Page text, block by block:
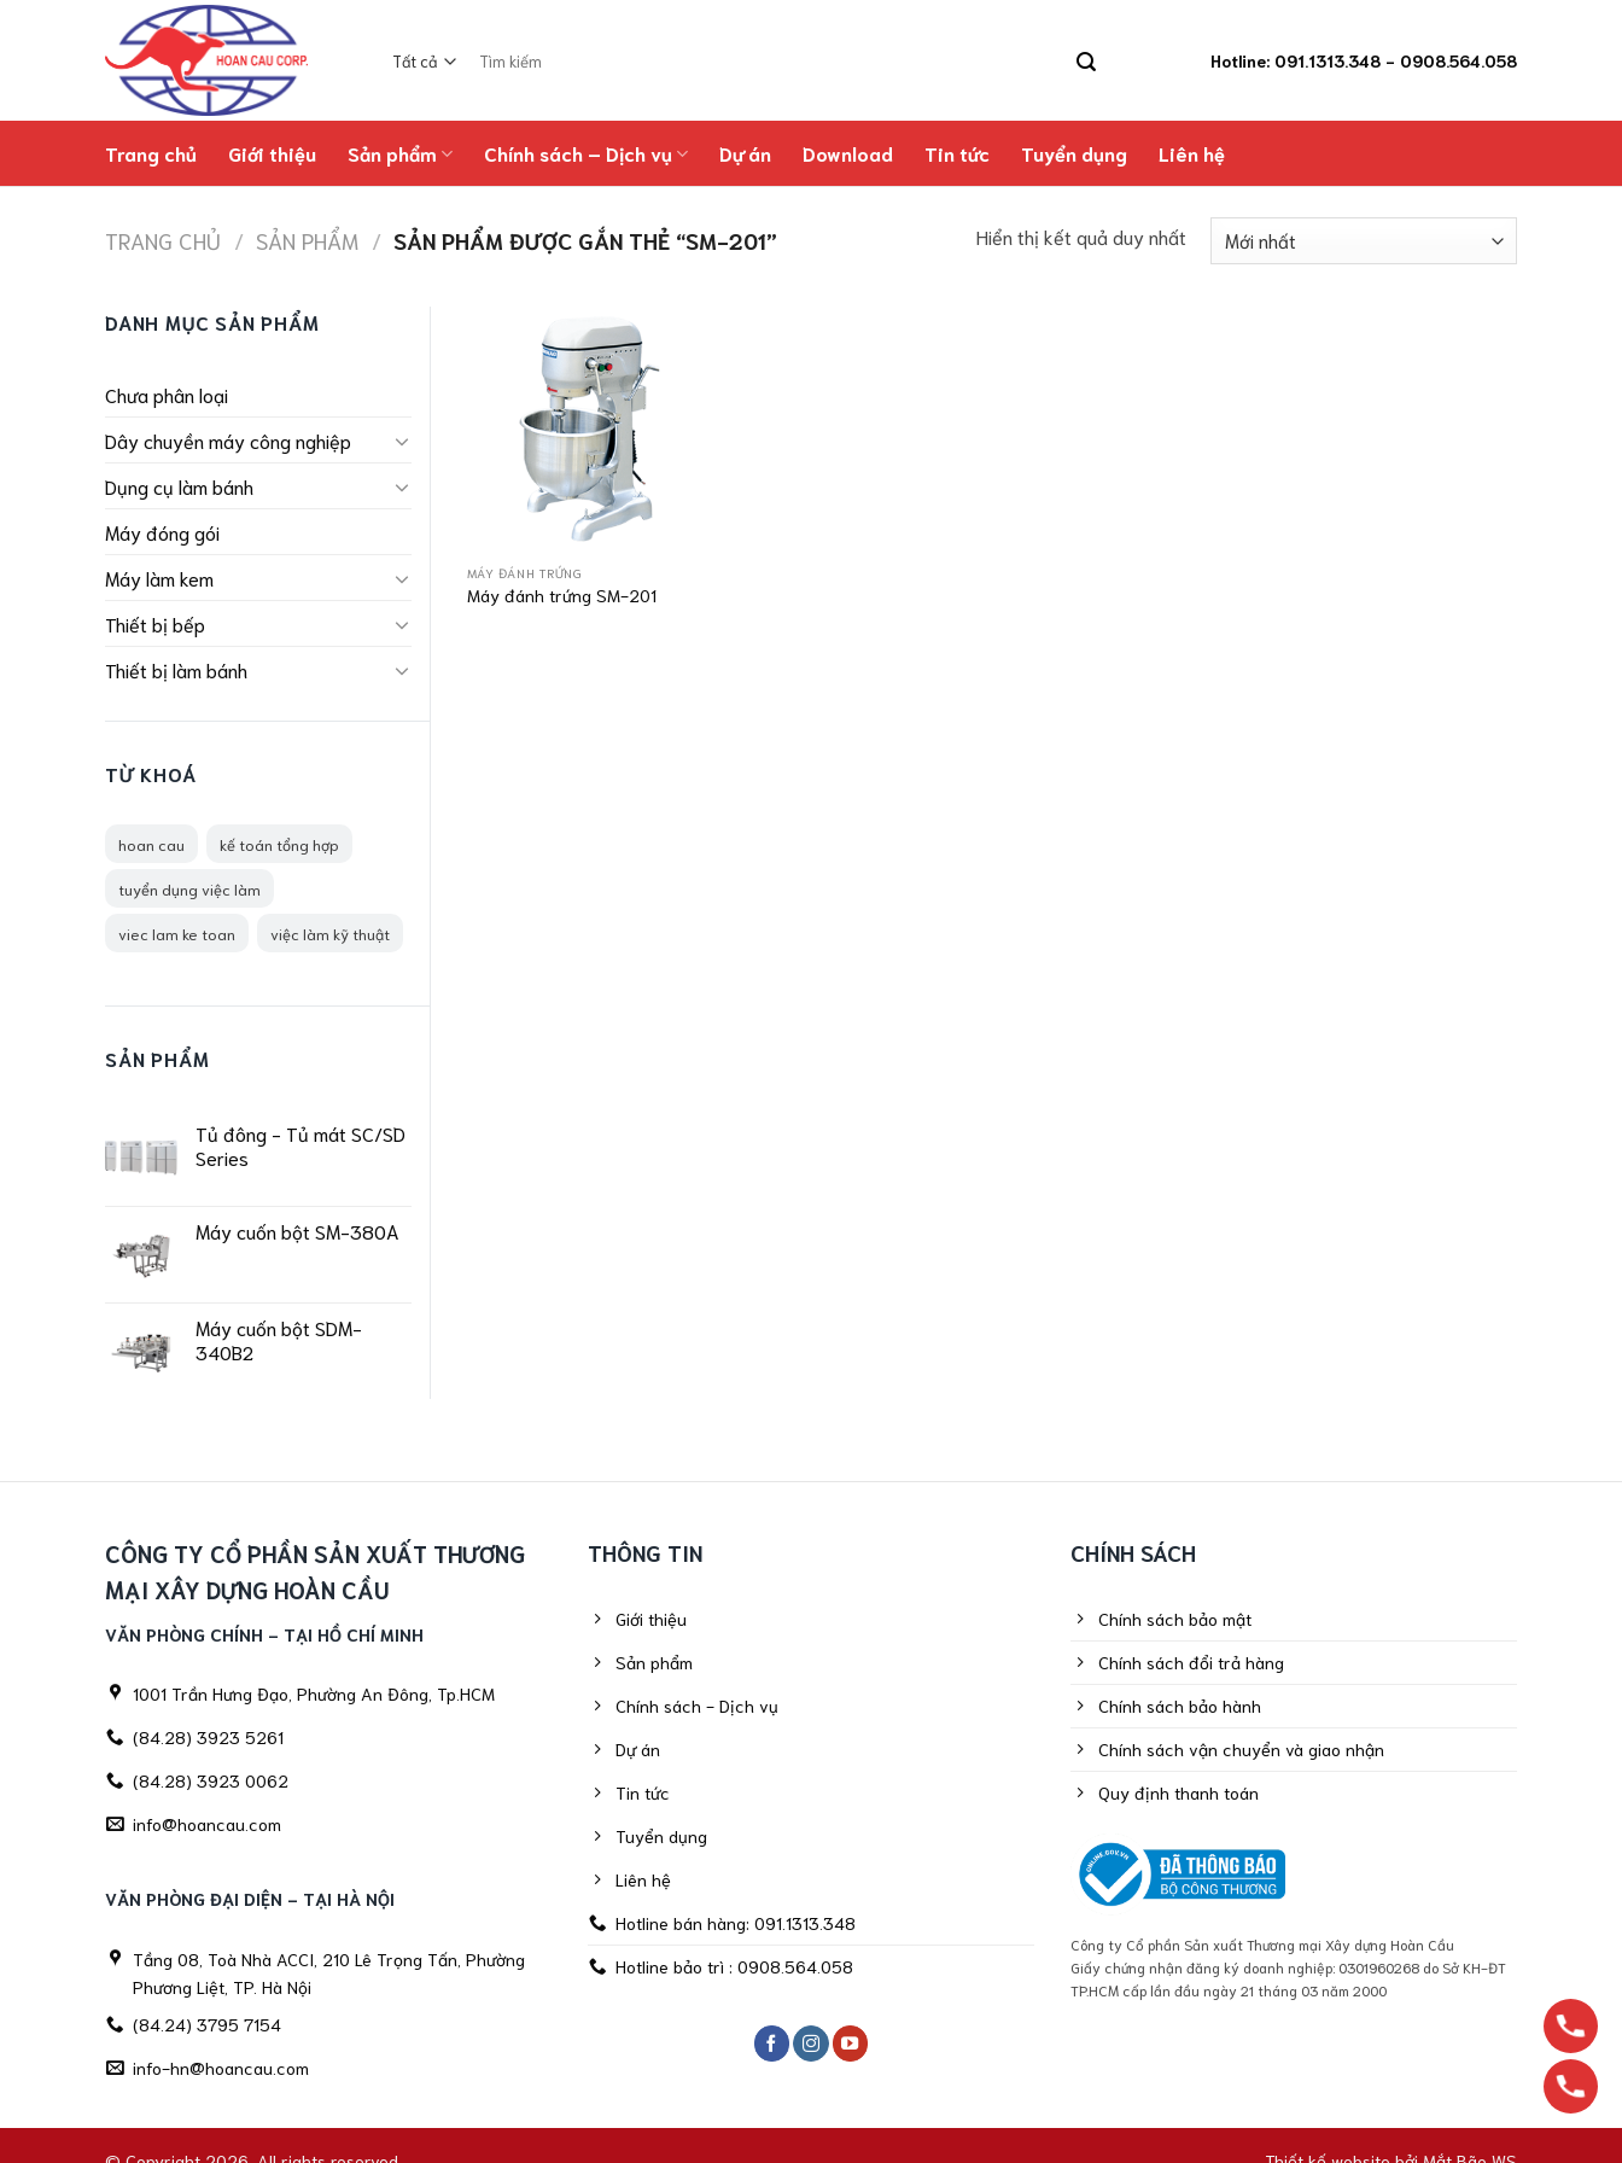
kiếm:
Hotline: 091.1313.348 - 0908.564.058
Trang chủ Giới thiệu Sản phẩm Chính sách – Dịch vụ Dự án Download Tin tức Tuyển dụng Liên hệ
TRANG CHỦ / SẢN PHẨM / SẢN PHẨM ĐƯỢC GẮN THẺ “SM-201” Hiển thị kết quả duy nhất
DANH MỤC SẢN PHẨM
Chưa phân loại
Dây chuyền máy công nghiệp
Dụng cụ làm bánh
Máy đóng gói
Máy làm kem
Thiết bị bếp
Thiết bị làm bánh
TỪ KHOÁ
hoan cau kế toán tổng hợp
tuyển dụng việc làm
viec lam ke toan việc làm kỹ thuật
SẢN PHẨM
Tủ đông - Tủ mát SC/SD
Series
Máy cuốn bột SM-380A
Máy cuốn bột SDM-
340B2
MÁY ĐÁNH TRỨNG
Máy đánh trứng SM-201
CÔNG TY CỔ PHẦN SẢN XUẤT THƯƠNG
MẠI XÂY DỰNG HOÀN CẦU
VĂN PHÒNG CHÍNH - TẠI HỒ CHÍ MINH
1001 Trần Hưng Đạo, Phường An Đông, Tp.HCM
(84.28) 3923 5261
(84.28) 3923 0062
info@hoancau.com
VĂN PHÒNG ĐẠI DIỆN - TẠI HÀ NỘI
Tầng 08, Toà Nhà ACCI, 210 Lê Trọng Tấn, Phường
Phương Liệt, TP. Hà Nội
(84.24) 3795 7154
info-hn@hoancau.com
THÔNG TIN
Giới thiệu
Sản phẩm
Chính sách - Dịch vụ
Dự án
Tin tức
Tuyển dụng
Liên hệ
Hotline bán hàng: 091.1313.348
Hotline bảo trì : 0908.564.058
CHÍNH SÁCH
Chính sách bảo mật
Chính sách đổi trả hàng
Chính sách bảo hành
Chính sách vận chuyển và giao nhận
Quy định thanh toán
Công ty Cổ phần Sản xuất Thương mại Xây dựng Hoàn Cầu
Giấy chứng nhận đăng ký doanh nghiệp: 0301960268 do Sở KH-ĐT
TP.HCM cấp lần đầu ngày 21 tháng 03 năm 2000